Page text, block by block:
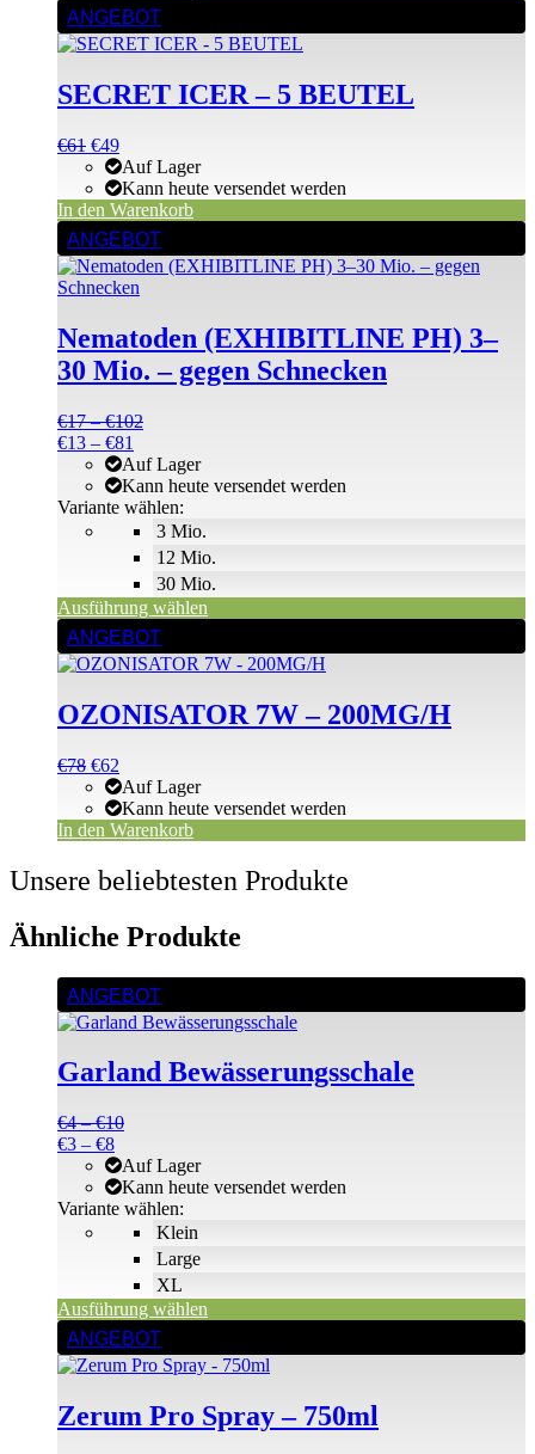
ANGEBOT
SECRET ICER – 5 BEUTEL
Ursprünglicher
Preis
war:
€61
€61Aktueller
Preis
ist:
€61.
€49
Auf Lager
Kann heute versendet werden
In den Warenkorb
ANGEBOT
Nematoden (EXHIBITLINE PH) 3–
30 Mio. – gegen Schnecken
€17 –€102Preisspanne:
bis
€102
€13 – €81
€13
bis
€81
3 Mio.
12 Mio.
30 Mio.
Auf Lager
Kann heute versendet werden
Variante wählen:
Ausführung wählen
Dieses
Produkt
weist
mehrere
auf.
Die
Optionen
auf
der
Produktseite
gewählt
werden
ANGEBOT
OZONISATOR 7W – 200MG/H
Ursprünglicher
Preis
war:
€78
€78Aktueller
Preis
ist:
€78.
€62
Auf Lager
Kann heute versendet werden
In den Warenkorb
Unsere beliebtesten Produkte
Ähnliche Produkte
ANGEBOT
Garland Bewässerungsschale
€4 –€10Preisspanne:
bis
€10
€3 – €8Preisspanne:
€3
bis
€8
Klein
Large
XL
Auf Lager
Kann heute versendet werden
Variante wählen:
Ausführung wählen
Dieses
Produkt
weist
Varianten
Die
Optionen
können
der
gewählt
ANGEBOT
Zerum Pro Spray – 750ml